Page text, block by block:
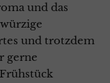
und das
und trotzdem
gerne